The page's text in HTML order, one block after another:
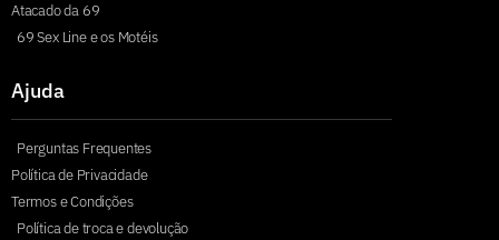
Atacado da 69
69 Sex Line e os Motéis
Ajuda
Perguntas Frequentes
Política de Privacidade
Termos e Condições
Política de troca e devolução